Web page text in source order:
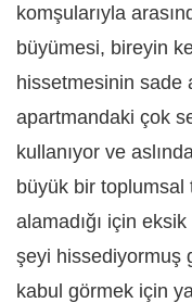
komşularıyla
büyümesi, bireyin
hissetmesinin sade
apartmandaki çok
kullanıyor ve
büyük bir toplumsal
alamadığı için
şeyi hissediyormuş
kabul görmek için